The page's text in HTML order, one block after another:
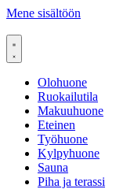
Mene sisältöön
Olohuone
Ruokailutila
Makuuhuone
Eteinen
Työhuone
Kylpyhuone
Sauna
Piha ja terassi